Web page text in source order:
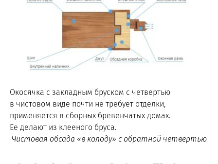
Окосячка с закладным бруском с четвертью
в чистовом виде почти не требует отделки,
применяется в сборных бревенчатых домах.
Ее делают из клееного бруса.
Чистовая обсада «в колоду» с обратной четвертью